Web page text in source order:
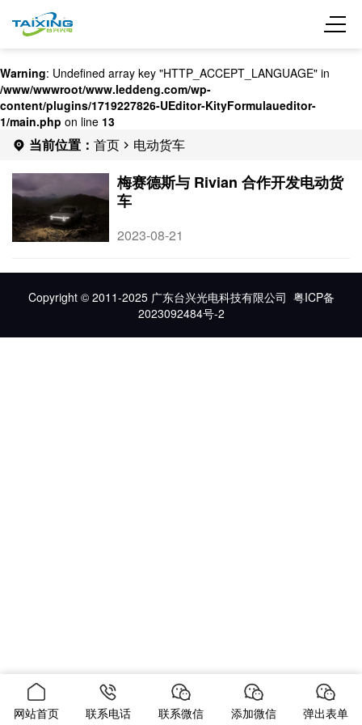
Warning: Undefined array key "HTTP_ACCEPT_LANGUAGE" in
/www/wwwroot/www.leddeng.com/wp-
content/plugins/1719227826-UEditor-KityFormulaueditor-
1/main.php on line 13
当前位置： 首页 电动货车
梅赛德斯与 Rivian 合作开发电动货
车
2023-08-21
Copyright © 2011-2025 广东台兴光电科技有限公司 粤ICP备
2023092484号-2
网站首页 联系电话 联系微信 添加微信 弹出表单